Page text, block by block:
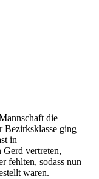
die
Bezirksklasse ging
in
vertreten,
fehlten, sodass nun
waren.